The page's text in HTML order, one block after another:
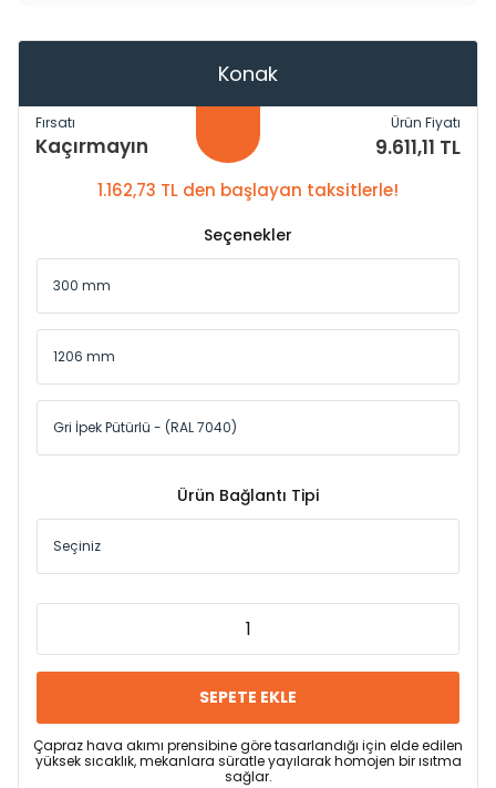
Konak
Fırsatı
Kaçırmayın
Ürün Fiyatı
9.611,11 TL
1.162,73 TL den başlayan taksitlerle!
Seçenekler
Ürün Bağlantı Tipi
SEPETE EKLE
Çapraz hava akımı prensibine göre tasarlandığı için elde edilen
yüksek sıcaklık, mekanlara süratle yayılarak homojen bir ısıtma
sağlar.